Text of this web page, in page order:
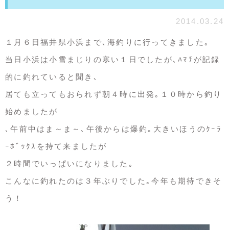
2014.03.24
１月６日福井県小浜まで､海釣りに行ってきました｡
当日小浜は小雪まじりの寒い１日でしたが､ﾊﾏﾁが記録
的に釣れていると聞き､
居ても立ってもおられず朝４時に出発｡１０時から釣り
始めましたが
､午前中はま～ま～､午後からは爆釣｡大きいほうのｸｰﾗ
ｰﾎﾞｯｸｽを持て来ましたが
２時間でいっぱいになりました｡
こんなに釣れたのは３年ぶりでした｡今年も期待できそ
う！